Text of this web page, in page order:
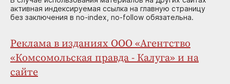
активная индексируемая ссылка на главную страницу
без заключения в no-index, no-follow обязательна.
Реклама в изданиях ООО «Агентство
«Комсомольская правда - Калуга» и на
сайте